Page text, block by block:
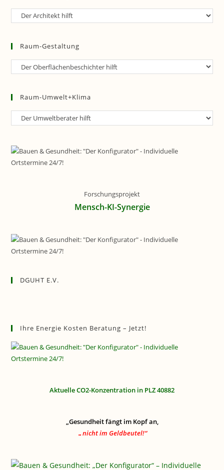
Raum-
Raum-Gestaltung
Raum-
Raum-Umwelt+Klima
Raum-
Forschungsprojekt
Mensch-KI-Synergie
DGUHT E.V.
Ihre Energie Kosten Beratung – Jetzt!
Aktuelle CO2-Konzentration in PLZ 40882
„Gesundheit fängt im Kopf an,
…nicht im Geldbeutel!“